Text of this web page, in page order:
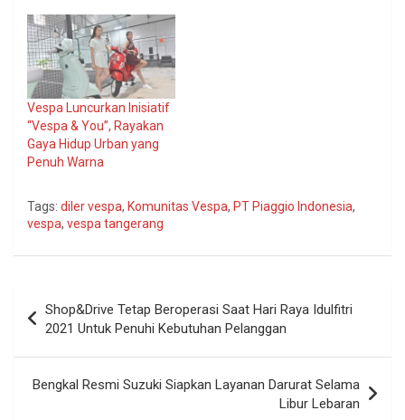
Vespa Luncurkan Inisiatif
“Vespa & You”, Rayakan
Gaya Hidup Urban yang
Penuh Warna
Tags: diler vespa, Komunitas Vespa, PT Piaggio Indonesia,
vespa, vespa tangerang
pos
Shop&Drive Tetap Beroperasi Saat Hari Raya Idulfitri
2021 Untuk Penuhi Kebutuhan Pelanggan
Bengkal Resmi Suzuki Siapkan Layanan Darurat Selama
Libur Lebaran